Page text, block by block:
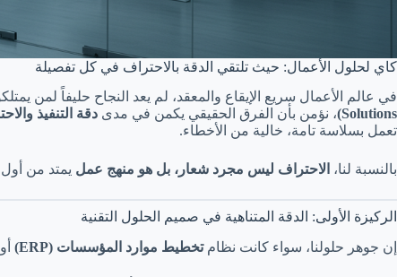
كاي لحلول الأعمال: حيث تلتقي الدقة بالاحتراف في كل تفصيلة
في عالم الأعمال سريع الإيقاع والمعقد، لم يعد النجاح حليفاً لمن
Solutions) ، نؤمن بأن الفرق الحقيقي يكمن في مدى دقة التنفيذ
تعمل بسلاسة تامة، خالية من الأخطاء.
بالنسبة لنا، الاحتراف ليس مجرد شعار، بل هو منهج عمل يمتد من
الركيزة الأولى: الدقة المتناهية في صميم الحلول التقنية
إن جوهر حلولنا، سواء كانت نظامتخطيط موارد المؤسسات (ERP)